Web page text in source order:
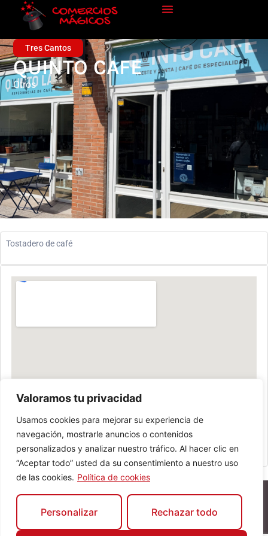
Valoramos tu privacidad
Usamos cookies para mejorar su experiencia de
navegación, mostrarle anuncios o contenidos
personalizados y analizar nuestro tráfico. Al hacer clic en
“Aceptar todo” usted da su consentimiento a nuestro uso
de las cookies. Política de cookies
Personalizar Rechazar todo
Tres Cantos
QUINTO CAFE
Otros
Tostadero de café